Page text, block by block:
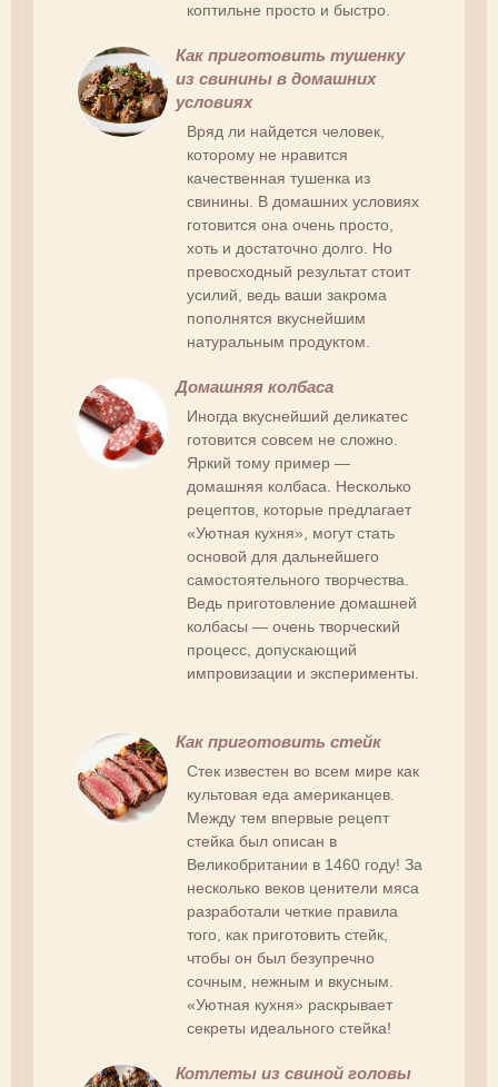
коптильне просто и быстро.
Как приготовить тушенку
из свинины в домашних
условиях
Вряд ли найдется человек,
которому не нравится
качественная тушенка из
свинины. В домашних условиях
готовится она очень просто,
хоть и достаточно долго. Но
превосходный результат стоит
усилий, ведь ваши закрома
пополнятся вкуснейшим
натуральным продуктом.
Домашняя колбаса
Иногда вкуснейший деликатес
готовится совсем не сложно.
Яркий тому пример —
домашняя колбаса. Несколько
рецептов, которые предлагает
«Уютная кухня», могут стать
основой для дальнейшего
самостоятельного творчества.
Ведь приготовление домашней
колбасы — очень творческий
процесс, допускающий
импровизации и эксперименты.
Как приготовить стейк
Стек известен во всем мире как
культовая еда американцев.
Между тем впервые рецепт
стейка был описан в
Великобритании в 1460 году! За
несколько веков ценители мяса
разработали четкие правила
того, как приготовить стейк,
чтобы он был безупречно
сочным, нежным и вкусным.
«Уютная кухня» раскрывает
секреты идеального стейка!
Котлеты из свиной головы